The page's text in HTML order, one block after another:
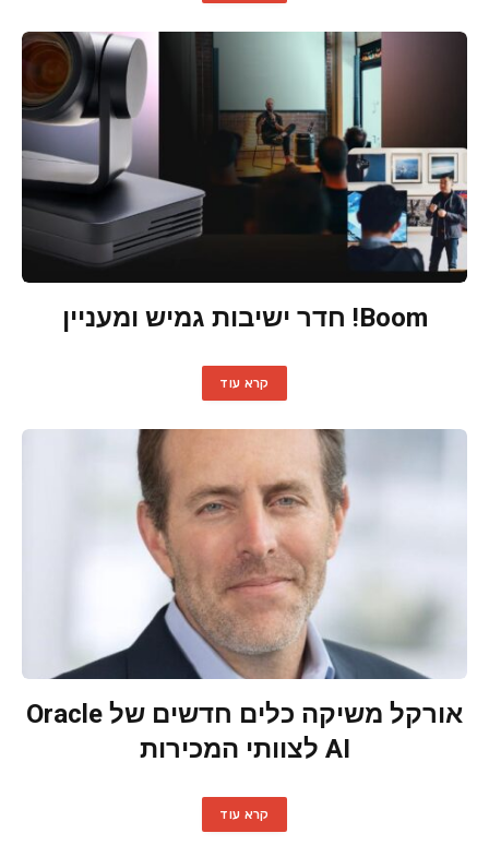
Boom! חדר ישיבות גמיש ומעניין
קרא עוד
אורקל משיקה כלים חדשים של Oracle
AI לצוותי המכירות
קרא עוד